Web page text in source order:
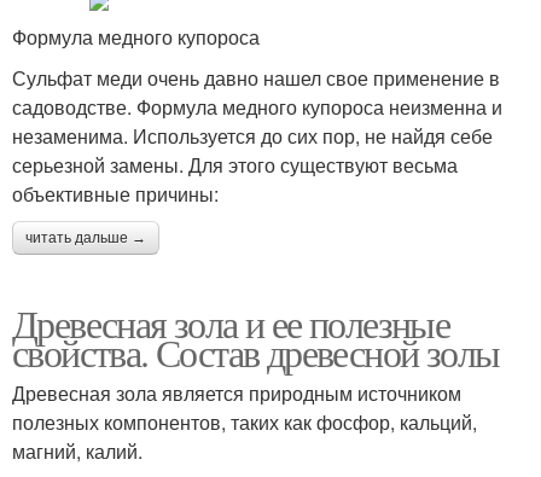
Формула медного купороса
Сульфат меди очень давно нашел свое применение в
садоводстве. Формула медного купороса неизменна и
незаменима. Используется до сих пор, не найдя себе
серьезной замены. Для этого существуют весьма
объективные причины:
читать дальше →
Древесная зола и ее полезные
свойства. Состав древесной золы
Древесная зола является природным источником
полезных компонентов, таких как фосфор, кальций,
магний, калий.